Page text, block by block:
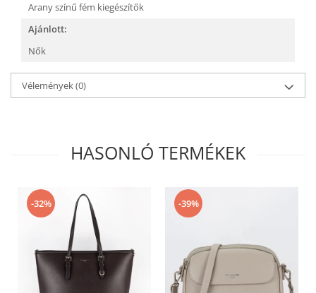
Arany színű fém kiegészítők
Ajánlott:
Nők
Vélemények(0)
HASONLÓ TERMÉKEK
-32% -39%